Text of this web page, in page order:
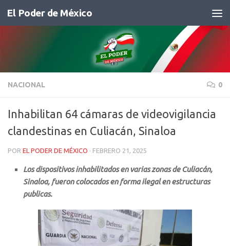
Saltar al contenido
El Poder de México
NACIONAL 0
Inhabilitan 64 cámaras de videovigilancia
clandestinas en Culiacán, Sinaloa
POR EL PODER DE MÉXICO · FEBRERO 21, 2025
Los dispositivos inhabilitados en varias zonas de Culiacán,
Sinaloa, fueron colocados en forma ilegal en estructuras
publicas.